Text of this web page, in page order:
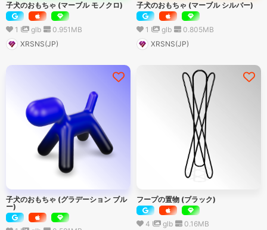
子犬のおもちゃ (マーブル モノクロ)
1 glb 0.951 MB
XRSNS(JP)
子犬のおもちゃ (マーブル シルバー)
1 glb 0.805MB
XRSNS(JP)
子犬のおもちゃ (グラデーション ブル
ー)
フープの置物 (ブラック)
4 glb 0.16MB